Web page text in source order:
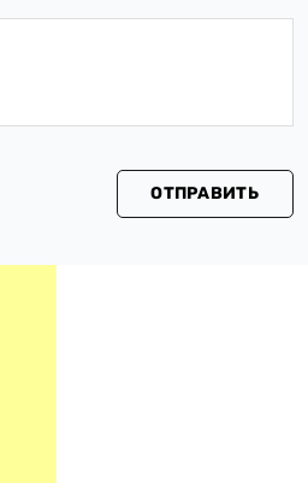
ОТПРАВИТЬ